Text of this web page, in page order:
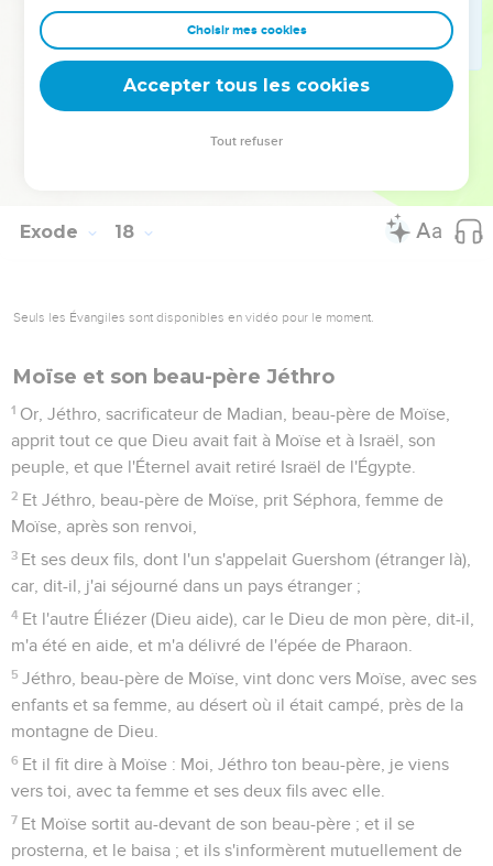
Alors l'Éternel dit à Moïse : Écris ceci pour mémoire dans
le livre, et fais entendre à Josué que j'effacerai entièrement
la mémoire d'Amalek de dessous les cieux.
Et Moïse bâtit un autel, et le nomma : l'Éternel mon
Exode 18
Seuls les Évangiles sont disponibles en vidéo pour le moment.
Moïse et son beau-père Jéthro
1 Or, Jéthro, sacrificateur de Madian, beau-père de Moïse,
apprit tout ce que Dieu avait fait à Moïse et à Israël, son
peuple, et que l'Éternel avait retiré Israël de l'Égypte.
2 Et Jéthro, beau-père de Moïse, prit Séphora, femme de
Moïse, après son renvoi,
3 Et ses deux fils, dont l'un s'appelait Guershom (étranger là),
car, dit-il, j'ai séjourné dans un pays étranger ;
4 Et l'autre Éliézer (Dieu aide), car le Dieu de mon père, dit-il,
m'a été en aide, et m'a délivré de l'épée de Pharaon.
5 Jéthro, beau-père de Moïse, vint donc vers Moïse, avec ses
enfants et sa femme, au désert où il était campé, près de la
montagne de Dieu.
6 Et il fit dire à Moïse : Moi, Jéthro ton beau-père, je viens
vers toi, avec ta femme et ses deux fils avec elle.
7 Et Moïse sortit au-devant de son beau-père ; et il se
prosterna, et le baisa ; et ils s'informèrent mutuellement de
Choisir mes cookies
Accepter tous les cookies
Tout refuser